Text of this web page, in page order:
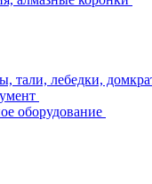
тали, лебедки,
оборудование